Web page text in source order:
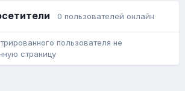
0 пользователей онлайн
пользователя не
страницу